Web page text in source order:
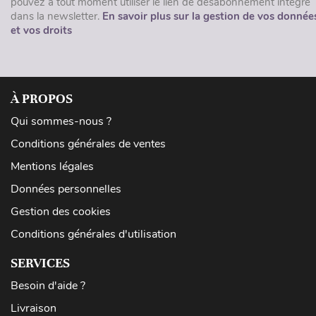
dans la newsletter. En savoir plus sur la gestion de vos
et vos droits
À PROPOS
Qui sommes-nous ?
Conditions générales de ventes
Mentions légales
Données personnelles
Gestion des cookies
Conditions générales d'utilisation
SERVICES
Besoin d'aide ?
Livraison